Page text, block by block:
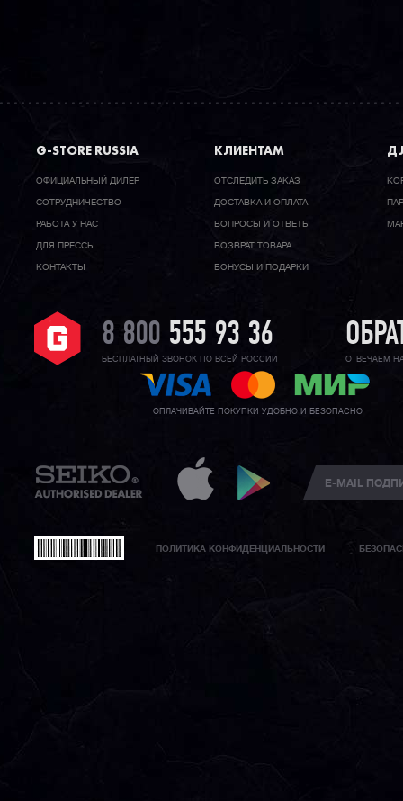
G-STORE RUSSIA
ОФИЦИАЛЬНЫЙ ДИЛЕР
CОТРУДНИЧЕСТВО
РАБОТА У НАС
ДЛЯ ПРЕССЫ
КОНТАКТЫ
КЛИЕНТАМ
ОТСЛЕДИТЬ ЗАКАЗ
ДОСТАВКА И ОПЛАТА
ВОПРОСЫ И ОТВЕТЫ
ВОЗВРАТ ТОВАРА
БОНУСЫ И ПОДАРКИ
8 800 555 93 36
БЕСПЛАТНЫЙ ЗВОНОК ПО ВСЕЙ РОССИИ ОТВЕЧАЕМ
ОПЛАЧИВАЙТЕ ПОКУПКИ УДОБНО И БЕЗОПАСНО
ПОЛИТИКА КОНФИДЕНЦИАЛЬНОСТИ